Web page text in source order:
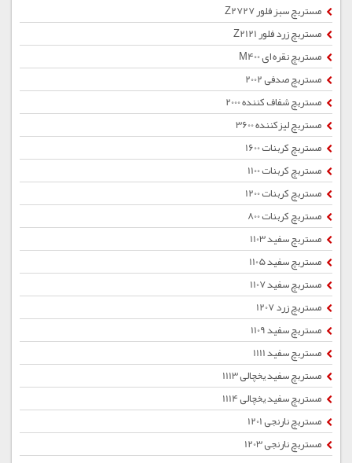
مستربچ سبز فلور Z2727
مستربچ زرد فلور Z2121
مستربچ نقره ای M400
مستربچ صدفی 2002
مستربچ شفاف کننده 2000
مستربچ لیزکننده 3600
مستربچ کربنات 1600
مستربچ کربنات 1100
مستربچ کربنات 1200
مستربچ کربنات 800
مستربچ سفید 1103
مستربچ سفید 1105
مستربچ سفید 1107
مستربچ زرد 1207
مستربچ سفید 1109
مستربچ سفید 1111
مستربچ سفید یخچالی 1113
مستربچ سفید یخچالی 1114
مستربچ نارنجی 1201
مستربچ نارنجی 1203